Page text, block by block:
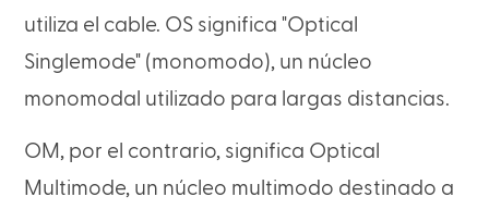
utiliza el cable. OS significa "Optical
Singlemode" (monomodo), un núcleo
monomodal utilizado para largas distancias.
OM, por el contrario, significa Optical
Multimode, un núcleo multimodo destinado a